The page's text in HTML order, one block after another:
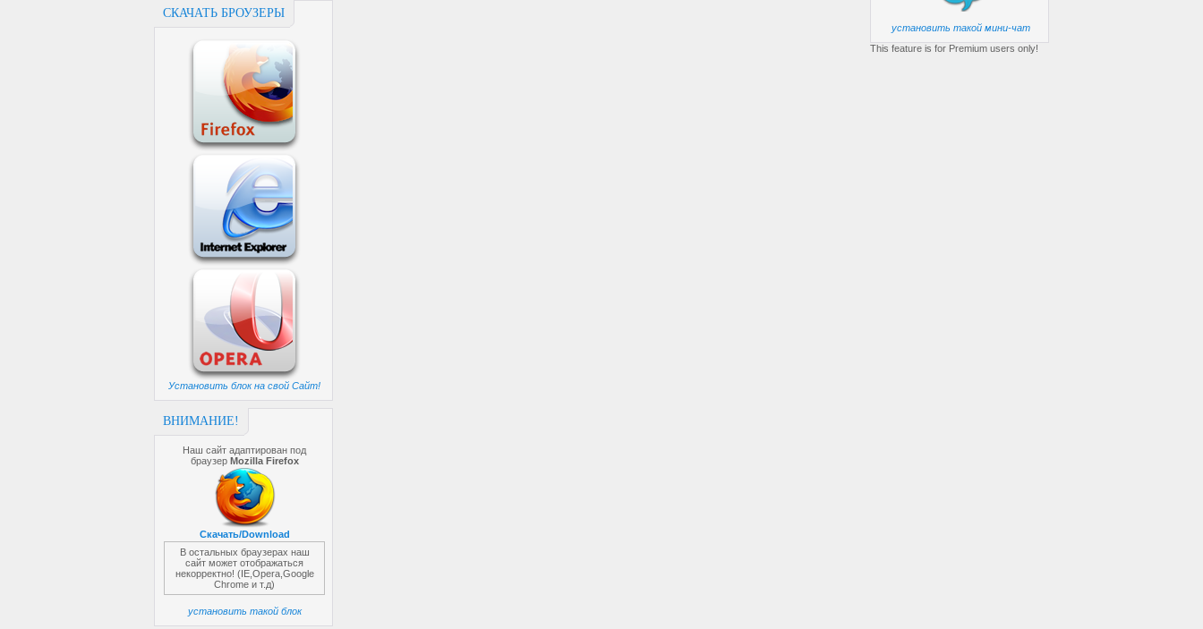
СКАЧАТЬ БРОУЗЕРЫ
Установить блок на свой Сайт!
ВНИМАНИЕ!
Наш сайт адаптирован под
браузер Mozilla Firefox
Скачать/Download
В остальных браузерах наш
сайт может отображаться
некорректно! (IE,Opera,Google
Chrome и т.д)
установить такой блок
установить такой мини-чат
This feature is for Premium users only!